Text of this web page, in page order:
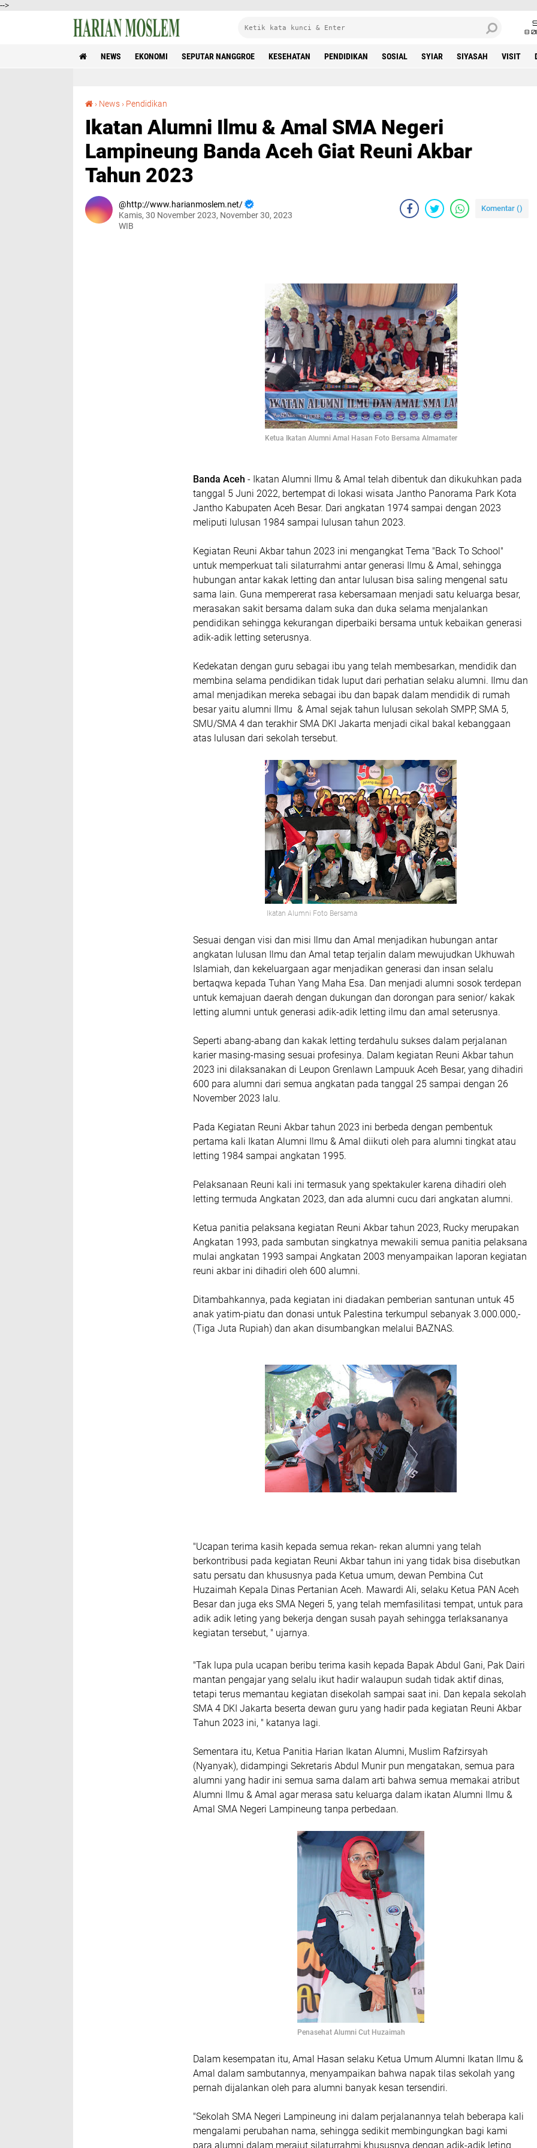
-->
8
NEWS EKONOMI SEPUTAR NANGGROE KESEHATAN PENDIDIKAN SOSIAL SYIAR SIYASAH VISIT
› News › Pendidikan
Ikatan Alumni Ilmu & Amal SMA Negeri
Lampineung Banda Aceh Giat Reuni Akbar
Tahun 2023
http://www.harianmoslem.net/
Kamis, 30 November 2023, November 30, 2023
WIB
Komentar ()
Ketua Ikatan Alumni Amal Hasan Foto Bersama Almamater
Banda Aceh - Ikatan Alumni Ilmu & Amal telah dibentuk dan dikukuhkan pada
tanggal 5 Juni 2022, bertempat di lokasi wisata Jantho Panorama Park Kota
Jantho Kabupaten Aceh Besar. Dari angkatan 1974 sampai dengan 2023
meliputi lulusan 1984 sampai lulusan tahun 2023.
Kegiatan Reuni Akbar tahun 2023 ini mengangkat Tema "Back To School"
untuk memperkuat tali silaturrahmi antar generasi Ilmu & Amal, sehingga
hubungan antar kakak letting dan antar lulusan bisa saling mengenal satu
sama lain. Guna mempererat rasa kebersamaan menjadi satu keluarga besar,
merasakan sakit bersama dalam suka dan duka selama menjalankan
pendidikan sehingga kekurangan diperbaiki bersama untuk kebaikan generasi
adik-adik letting seterusnya.
Kedekatan dengan guru sebagai ibu yang telah membesarkan, mendidik dan
membina selama pendidikan tidak luput dari perhatian selaku alumni. Ilmu dan
amal menjadikan mereka sebagai ibu dan bapak dalam mendidik di rumah
besar yaitu alumni Ilmu & Amal sejak tahun lulusan sekolah SMPP, SMA 5,
SMU/SMA 4 dan terakhir SMA DKI Jakarta menjadi cikal bakal kebanggaan
atas lulusan dari sekolah tersebut.
Ikatan Alumni Foto Bersama
Sesuai dengan visi dan misi Ilmu dan Amal menjadikan hubungan antar
angkatan lulusan Ilmu dan Amal tetap terjalin dalam mewujudkan Ukhuwah
Islamiah, dan kekeluargaan agar menjadikan generasi dan insan selalu
bertaqwa kepada Tuhan Yang Maha Esa. Dan menjadi alumni sosok terdepan
untuk kemajuan daerah dengan dukungan dan dorongan para senior/ kakak
letting alumni untuk generasi adik-adik letting ilmu dan amal seterusnya.
Seperti abang-abang dan kakak letting terdahulu sukses dalam perjalanan
karier masing-masing sesuai profesinya. Dalam kegiatan Reuni Akbar tahun
2023 ini dilaksanakan di Leupon Grenlawn Lampuuk Aceh Besar, yang dihadiri
600 para alumni dari semua angkatan pada tanggal 25 sampai dengan 26
November 2023 lalu.
Pada Kegiatan Reuni Akbar tahun 2023 ini berbeda dengan pembentuk
pertama kali Ikatan Alumni Ilmu & Amal diikuti oleh para alumni tingkat atau
letting 1984 sampai angkatan 1995.
Pelaksanaan Reuni kali ini termasuk yang spektakuler karena dihadiri oleh
letting termuda Angkatan 2023, dan ada alumni cucu dari angkatan alumni.
Ketua panitia pelaksana kegiatan Reuni Akbar tahun 2023, Rucky merupakan
Angkatan 1993, pada sambutan singkatnya mewakili semua panitia pelaksana
mulai angkatan 1993 sampai Angkatan 2003 menyampaikan laporan kegiatan
reuni akbar ini dihadiri oleh 600 alumni.
Ditambahkannya, pada kegiatan ini diadakan pemberian santunan untuk 45
anak yatim-piatu dan donasi untuk Palestina terkumpul sebanyak 3.000.000,-
(Tiga Juta Rupiah) dan akan disumbangkan melalui BAZNAS.
"Ucapan terima kasih kepada semua rekan- rekan alumni yang telah
berkontribusi pada kegiatan Reuni Akbar tahun ini yang tidak bisa disebutkan
satu persatu dan khususnya pada Ketua umum, dewan Pembina Cut
Huzaimah Kepala Dinas Pertanian Aceh. Mawardi Ali, selaku Ketua PAN Aceh
Besar dan juga eks SMA Negeri 5, yang telah memfasilitasi tempat, untuk para
adik adik leting yang bekerja dengan susah payah sehingga terlaksananya
kegiatan tersebut, " ujarnya.
"Tak lupa pula ucapan beribu terima kasih kepada Bapak Abdul Gani, Pak Dairi
mantan pengajar yang selalu ikut hadir walaupun sudah tidak aktif dinas,
tetapi terus memantau kegiatan disekolah sampai saat ini. Dan kepala sekolah
SMA 4 DKI Jakarta beserta dewan guru yang hadir pada kegiatan Reuni Akbar
Tahun 2023 ini, " katanya lagi.
Sementara itu, Ketua Panitia Harian Ikatan Alumni, Muslim Rafzirsyah
(Nyanyak), didampingi Sekretaris Abdul Munir pun mengatakan, semua para
alumni yang hadir ini semua sama dalam arti bahwa semua memakai atribut
Alumni Ilmu & Amal agar merasa satu keluarga dalam ikatan Alumni Ilmu &
Amal SMA Negeri Lampineung tanpa perbedaan.
Penasehat Alumni Cut Huzaimah
Dalam kesempatan itu, Amal Hasan selaku Ketua Umum Alumni Ikatan Ilmu &
Amal dalam sambutannya, menyampaikan bahwa napak tilas sekolah yang
pernah dijalankan oleh para alumni banyak kesan tersendiri.
"Sekolah SMA Negeri Lampineung ini dalam perjalanannya telah beberapa kali
mengalami perubahan nama, sehingga sedikit membingungkan bagi kami
para alumni dalam merajut silaturrahmi khususnya dengan adik-adik leting